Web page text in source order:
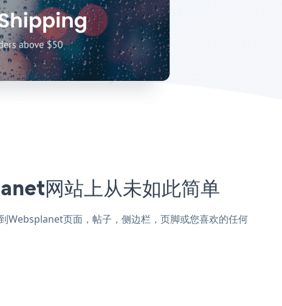
网站上从未如此简单
页面，帖子，侧边栏，页脚或您喜欢的任何